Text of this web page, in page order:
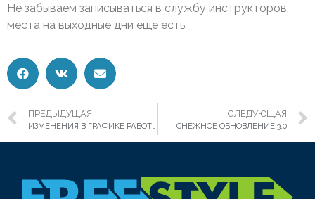
Не забываем записываться в службу инструкторов,
места на выходные дни еще есть.
ПРЕДЫДУЩАЯ
ИЗМЕНЕНИЯ В ГРАФИКЕ РАБОТЫ ПАРКА
СЛЕДУЮЩАЯ
СНЕЖНОЕ ОБНОВЛЕНИЕ 3.0